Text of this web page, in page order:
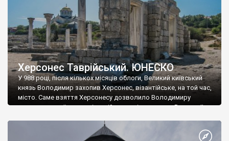
Херсонес Таврійський. ЮНЕСКО
У 988 році, після кількох місяців облоги, Великий київський
князь Володимир захопив Херсонес, візантійське, на той час,
місто. Саме взяття Херсонесу дозволило Володимиру
диктувати свої умови візантійському імператору Василю ІІ, та
Херсонесі Володимир-язичник, став Василем-християнином.
А потім було Хрещення Русі. На честь Херсонесу Таврійського